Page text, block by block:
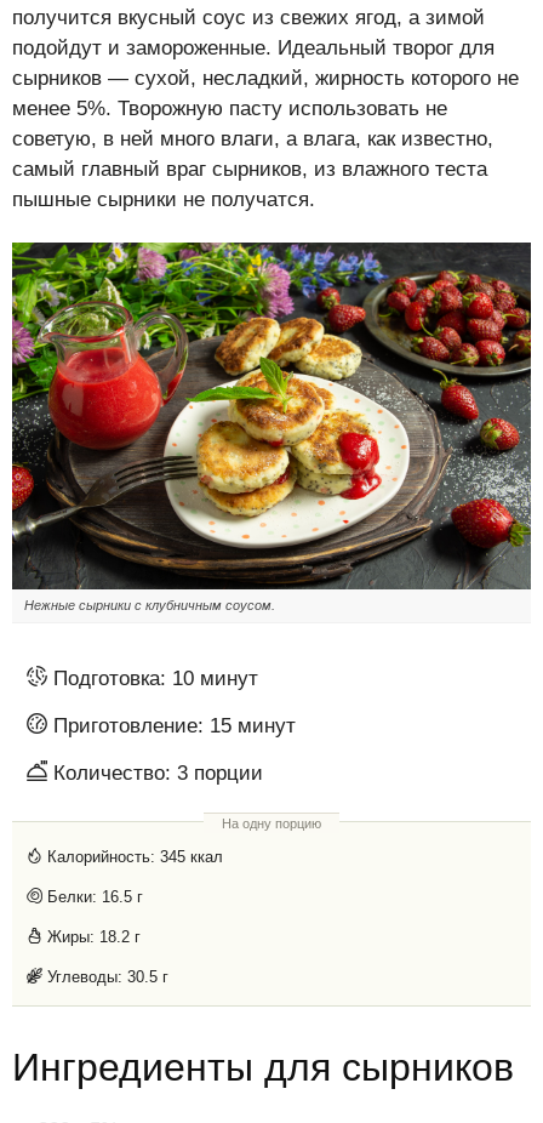
получится вкусный соус из свежих ягод, а зимой
подойдут и замороженные. Идеальный творог для
сырников — сухой, несладкий, жирность которого не
менее 5%. Творожную пасту использовать не
советую, в ней много влаги, а влага, как известно,
самый главный враг сырников, из влажного теста
пышные сырники не получатся.
Нежные сырники с клубничным соусом.
Подготовка: 10 минут
Приготовление: 15 минут
Количество: 3 порции
На одну порцию
Калорийность: 345 ккал
Белки: 16.5 г
Жиры: 18.2 г
Углеводы: 30.5 г
Ингредиенты для сырников